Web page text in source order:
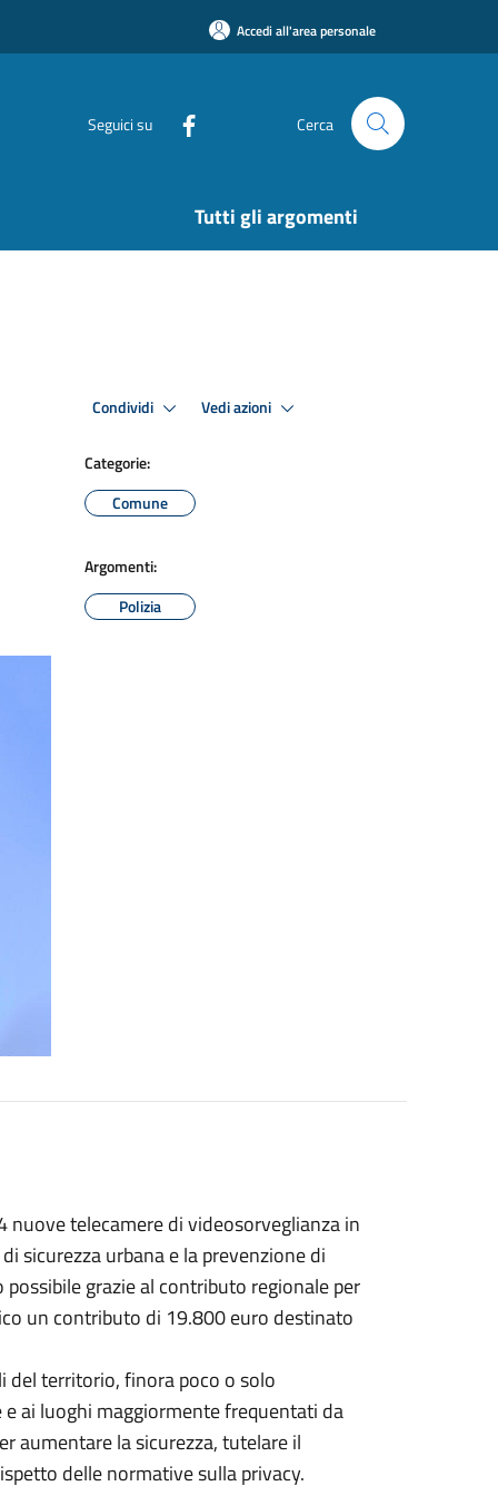
Accedi all'area personale
Seguici su Cerca
Tutti gli argomenti
Condividi Vedi azioni
Categorie:
Comune
Argomenti:
Polizia
nuove telecamere di videosorveglianza in
sicurezza urbana e la prevenzione di
grazie al contributo regionale per
un contributo di 19.800 euro destinato
del territorio, finora poco o solo
ai luoghi maggiormente frequentati da
aumentare la sicurezza, tutelare il
delle normative sulla privacy.